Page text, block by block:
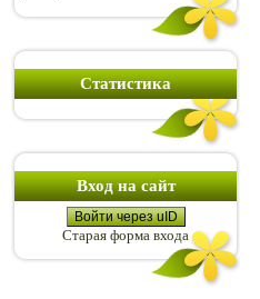
Статистика
Вход на сайт
Войти через uID
Старая форма входа